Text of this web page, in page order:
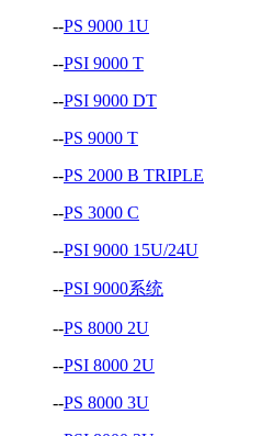
--PS 9000 1U
--PSI 9000 T
--PSI 9000 DT
--PS 9000 T
--PS 2000 B TRIPLE
--PS 3000 C
--PSI 9000 15U/24U
--PSI 9000系统
--PS 8000 2U
--PSI 8000 2U
--PS 8000 3U